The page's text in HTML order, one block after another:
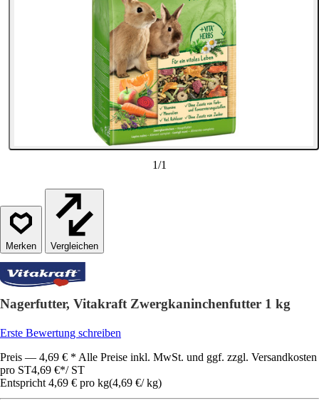
1/1
Vergleichen
Nagerfutter, Vitakraft Zwergkaninchenfutter 1 kg
Erste Bewertung schreiben
Preis — 4,69 € * Alle Preise inkl. MwSt. und ggf. zzgl. Versandkosten
pro ST4,69 €*/ ST
Entspricht 4,69 € pro kg(4,69 €/ kg)